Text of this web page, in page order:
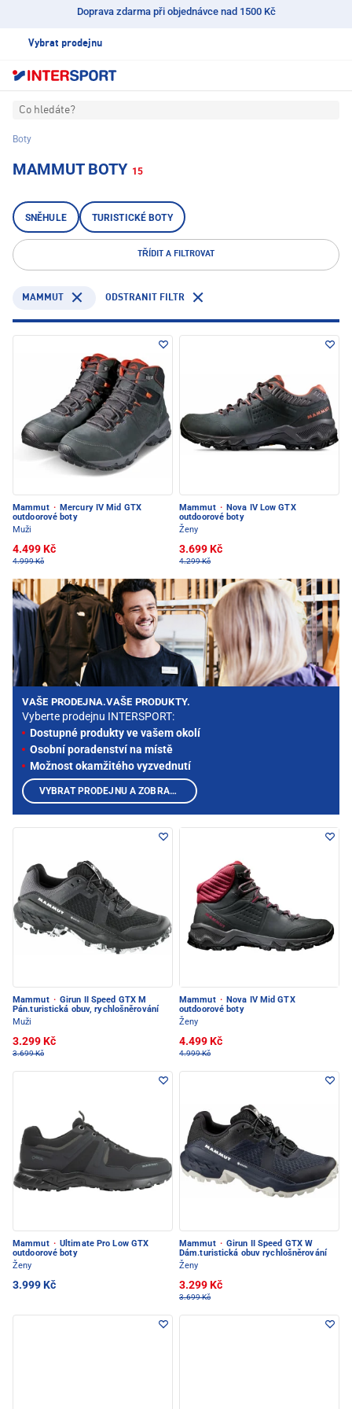
Doprava zdarma při objednávce nad 1500 Kč
Vybrat prodejnu
Co hledáte?
Boty
MAMMUT BOTY 15
SNĚHULE TURISTICKÉ BOTY
TŘÍDIT A FILTROVAT
MAMMUT ODSTRANIT FILTR
Mammut · Mercury IV Mid GTX
outdoorové boty
Muži
4.499 Kč
4.999 Kč
Mammut · Nova IV Low GTX
outdoorové boty
Ženy
3.699 Kč
4.299 Kč
Mammut · Girun II Speed GTX M
Pán.turistická obuv, rychlošněrování
Muži
3.299 Kč
3.699 Kč
Mammut · Nova IV Mid GTX
outdoorové boty
Ženy
4.499 Kč
4.999 Kč
Mammut · Ultimate Pro Low GTX
outdoorové boty
Ženy
3.999 Kč
Mammut · Girun II Speed GTX W
Dám.turistická obuv rychlošněrování
Ženy
3.299 Kč
3.699 Kč
VAŠE PRODEJNA.VAŠE PRODUKTY.
Vyberte prodejnu INTERSPORT:
Dostupné produkty ve vašem okolí
Osobní poradenství na místě
Možnost okamžitého vyzvednutí
VYBRAT PRODEJNU A ZOBRAZIT PRODUKTY